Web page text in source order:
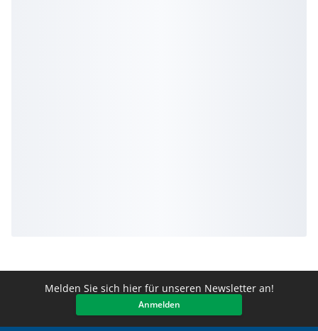
Melden Sie sich hier für unseren Newsletter an!
Anmelden